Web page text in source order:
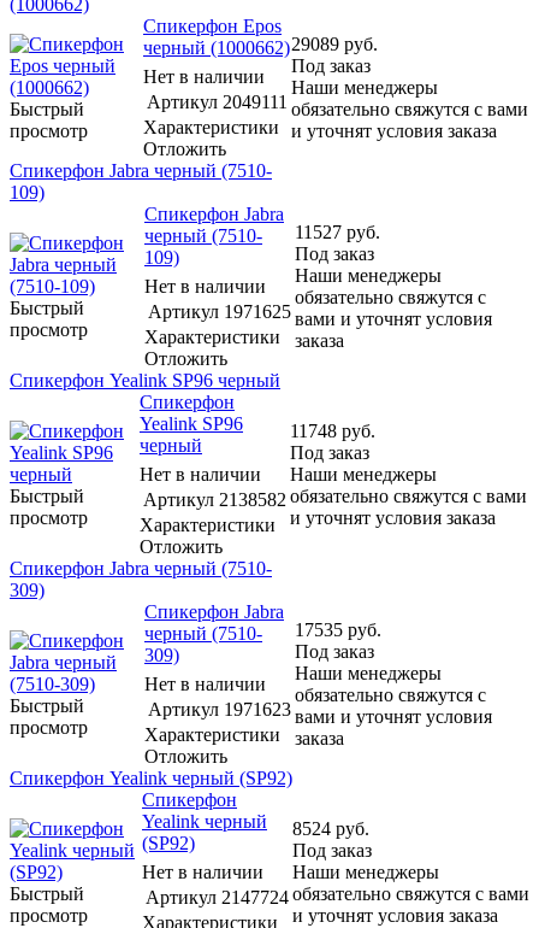
Быстрый
просмотр
Спикерфон Epos
черный (1000662)
Нет в наличии
Артикул 2049111
Характеристики
Отложить
29089 руб.
Под заказ
Наши менеджеры
обязательно свяжутся с вами
и уточнят условия заказа
Спикерфон Jabra черный (7510-
109)
Быстрый
просмотр
Спикерфон Jabra
черный (7510-
109)
Нет в наличии
Артикул 1971625
Характеристики
Отложить
11527 руб.
Под заказ
Наши менеджеры
обязательно свяжутся с
вами и уточнят условия
заказа
Спикерфон Yealink SP96 черный
Быстрый
просмотр
Спикерфон
Yealink SP96
черный
Нет в наличии
Артикул 2138582
Характеристики
Отложить
11748 руб.
Под заказ
Наши менеджеры
обязательно свяжутся с вами
и уточнят условия заказа
Спикерфон Jabra черный (7510-
309)
Быстрый
просмотр
Спикерфон Jabra
черный (7510-
309)
Нет в наличии
Артикул 1971623
Характеристики
Отложить
17535 руб.
Под заказ
Наши менеджеры
обязательно свяжутся с
вами и уточнят условия
заказа
Спикерфон Yealink черный (SP92)
Быстрый
просмотр
Спикерфон
Yealink черный
(SP92)
Нет в наличии
Артикул 2147724
Характеристики
8524 руб.
Под заказ
Наши менеджеры
обязательно свяжутся с вами
и уточнят условия заказа